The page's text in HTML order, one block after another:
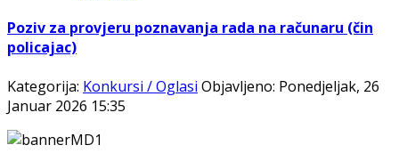
Poziv za provjeru poznavanja rada na računaru (čin
policajac)
Kategorija: Konkursi / Oglasi Objavljeno: Ponedjeljak, 26
Januar 2026 15:35